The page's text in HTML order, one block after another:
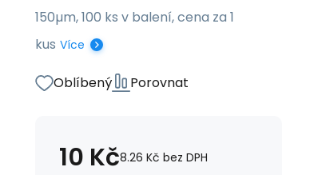
150µm, 100 ks v balení, cena za 1
kus Více
Oblíbený Porovnat
10 Kč8.26 Kč bez DPH